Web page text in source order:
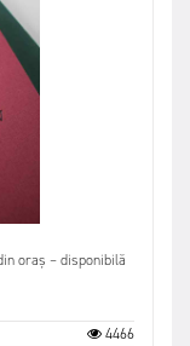
oraș – disponibilă
4466